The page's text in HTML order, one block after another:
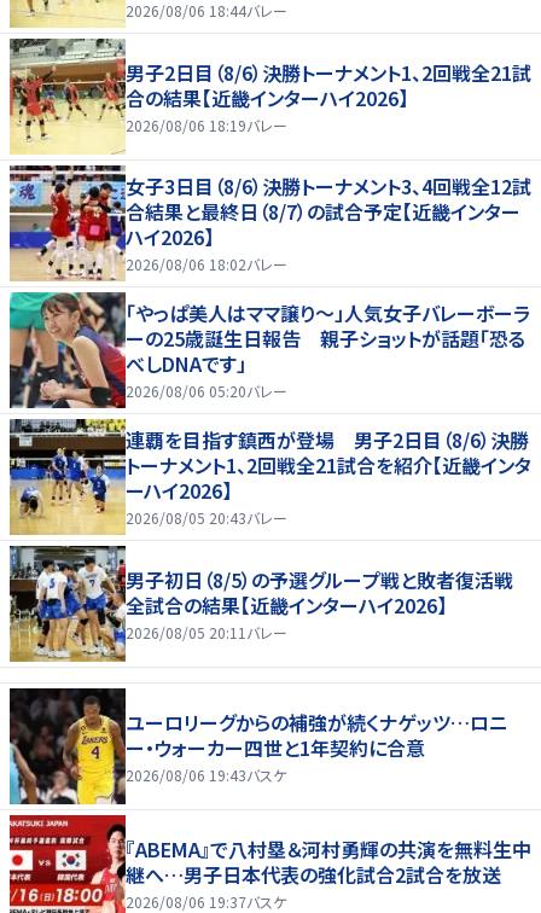
2026/08/06 18:44バレー
男子2日目（8/6）決勝トーナメント1、2回戦全21試
合の結果【近畿インターハイ2026】
2026/08/06 18:19バレー
女子3日目（8/6）決勝トーナメント3、4回戦全12試
合結果と最終日（8/7）の試合予定【近畿インター
ハイ2026】
2026/08/06 18:02バレー
「やっぱ美人はママ譲り～」人気女子バレーボーラ
ーの25歳誕生日報告 親子ショットが話題「恐る
べしDNAです」
2026/08/06 05:20バレー
連覇を目指す鎮西が登場 男子2日目（8/6）決勝
トーナメント1、2回戦全21試合を紹介【近畿インタ
ーハイ2026】
2026/08/05 20:43バレー
男子初日（8/5）の予選グループ戦と敗者復活戦
全試合の結果【近畿インターハイ2026】
2026/08/05 20:11 バレー
ユーロリーグからの補強が続くナゲッツ…ロニ
ー・ウォーカー四世と1年契約に合意
2026/08/06 19:43バスケ
『ABEMA』で八村塁＆河村勇輝の共演を無料生中
継へ…男子日本代表の強化試合2試合を放送
2026/08/06 19:37バスケ